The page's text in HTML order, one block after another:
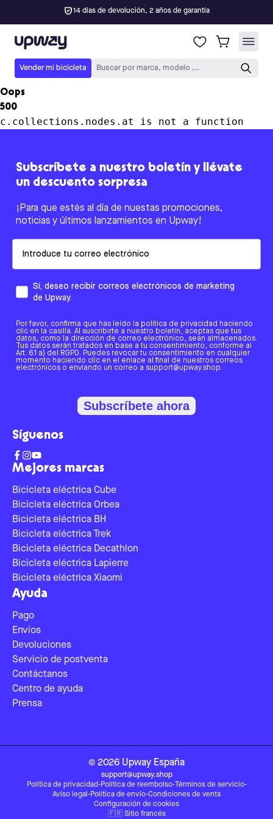
14 días de devolución, 2 años de garantía
Upway
Vender mi bicicleta Buscar por marca, modelo ...
Oops
500
c.collections.nodes.at is not a function
Mejores marcas
Bicicleta eléctrica Cube
Bicicleta eléctrica Orbea
Bicicleta eléctrica BH
Bicicleta eléctrica Trek
Bicicleta eléctrica Decathlon
Bicicleta eléctrica Lapierre
Bicicleta eléctrica Xiaomi
Ayuda
Pago
Envíos
Devoluciones
Servicio de postventa
Contáctanos
Centro de ayuda
Prensa
Subscríbete a nuestro boletín y llévate
un descuento sorpresa
¡Para que estés al día de nuestas promociones,
noticias y últimos lanzamientos en Upway!
Sí, deseo recibir correos electrónicos de marketing
de Upway.
Por favor, confirma que has leído la política de privacidad haciendo
clic en la casilla. Al suscribirte a nuestro boletín, aceptas que tus
datos, como la dirección de correo electrónico, sean almacenados.
Tus datos serán tratados en base a tu consentimiento, conforme al
Art. 6.1 a) del RGPD. Puedes revocar tu consentimiento en cualquier
momento haciendo clic en el enlace al final de nuestros correos
electrónicos o enviando un correo a support@upway.shop.
Subscríbete ahora
Síguenos
© 2026 Upway España
support@upway.shop
Política de privacidad-Política de reembolso-Términos de servicio-
Aviso legal -Política de envío-Condiciones de venta
Configuración de cookies
🇫🇷 Sitio francés